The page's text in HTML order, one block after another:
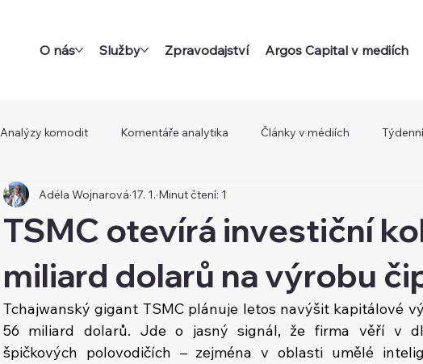
O nás Služby Zpravodajství Argos Capital v mediích
Analýzy komodit Komentáře analytika Články v médiích
TSMC otevírá investiční
miliard dolarů na výrobu
Adéla Wojnarová 17. 1. Minut čtení: 1
Tchajwanský gigant TSMC plánuje letos navýšit kapitálové
56 miliard dolarů. Jde o jasný signál, že firma věří v
špičkových polovodičích – zejména v oblasti umělé